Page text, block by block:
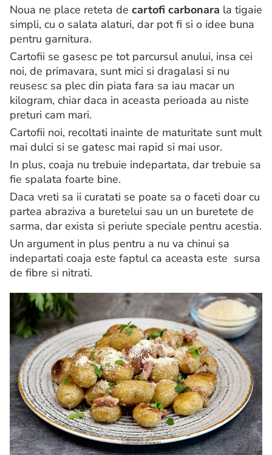
Noua ne place reteta de cartofi carbonara la tigaie
simpli, cu o salata alaturi, dar pot fi si o idee buna
pentru garnitura.
Cartofii se gasesc pe tot parcursul anului, insa cei
noi, de primavara, sunt mici si dragalasi si nu
reusesc sa plec din piata fara sa iau macar un
kilogram, chiar daca in aceasta perioada au niste
preturi cam mari.
Cartofii noi, recoltati inainte de maturitate sunt mult
mai dulci si se gatesc mai rapid si mai usor.
In plus, coaja nu trebuie indepartata, dar trebuie sa
fie spalata foarte bine.
Daca vreti sa ii curatati se poate sa o faceti doar cu
partea abraziva a buretelui sau un un buretete de
sarma, dar exista si periute speciale pentru acestia.
Un argument in plus pentru a nu va chinui sa
indepartati coaja este faptul ca aceasta este sursa
de fibre si nitrati.